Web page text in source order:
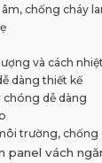
chống cháy
và cách nhiệt
dàng thiết kế
chóng dễ dàng
trường,
vách